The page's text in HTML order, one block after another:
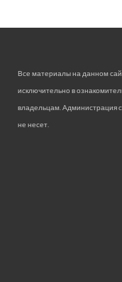
Все материалы на данном
исключительно в
владельцам. Администрация
не несет.